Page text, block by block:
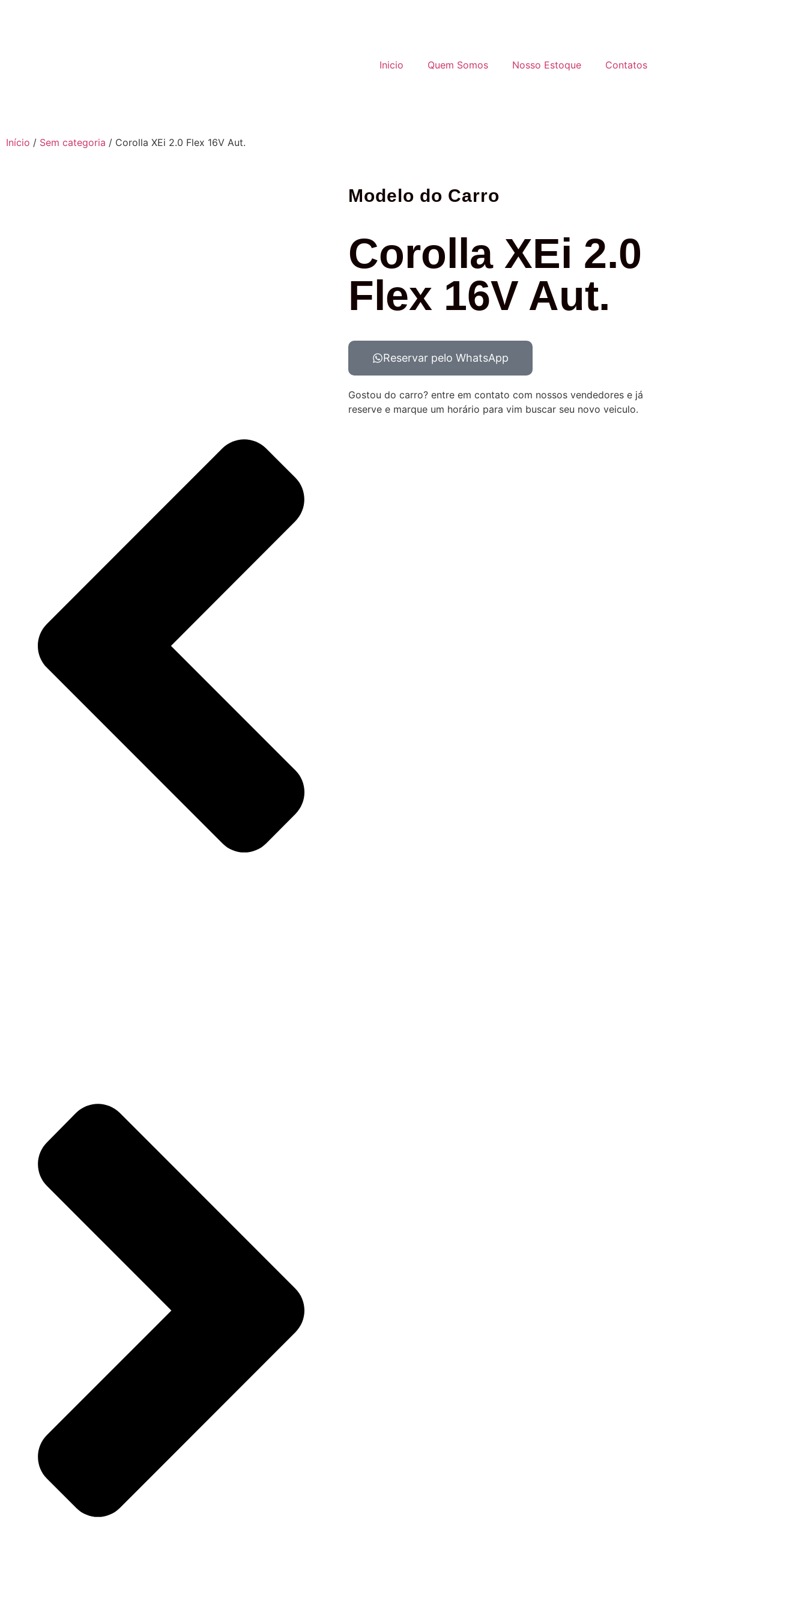
Inicio Quem Somos Nosso Estoque Contatos
Início / Sem categoria / Corolla XEi 2.0 Flex 16V Aut.
Modelo do Carro
Corolla XEi 2.0
Flex 16V Aut.
Reservar pelo WhatsApp
Gostou do carro? entre em contato com nossos vendedores e já
reserve e marque um horário para vim buscar seu novo veiculo.